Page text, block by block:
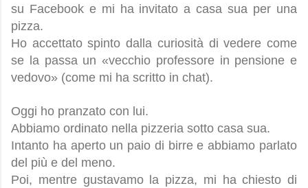
su Facebook e mi ha invitato a casa sua per una
pizza.
Ho accettato spinto dalla curiosità di vedere come
se la passa un «vecchio professore in pensione e
vedovo» (come mi ha scritto in chat).
Oggi ho pranzato con lui.
Abbiamo ordinato nella pizzeria sotto casa sua.
Intanto ha aperto un paio di birre e abbiamo parlato
del più e del meno.
Poi, mentre gustavamo la pizza, mi ha chiesto di